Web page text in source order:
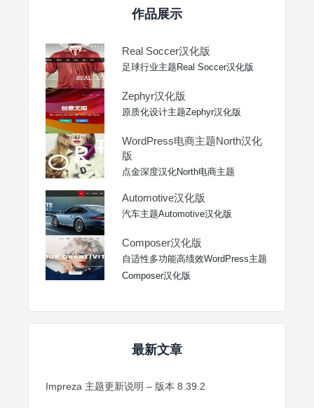
作品展示
Real Soccer汉化版
足球行业主题Real Soccer汉化版
Zephyr汉化版
原质化设计主题Zephyr汉化版
WordPress电商主题North汉化
版
点金深度汉化North电商主题
Automotive汉化版
汽车主题Automotive汉化版
Composer汉化版
自适性多功能高绩效WordPress主题
Composer汉化版
最新文章
Impreza 主题更新说明 – 版本 8.39.2